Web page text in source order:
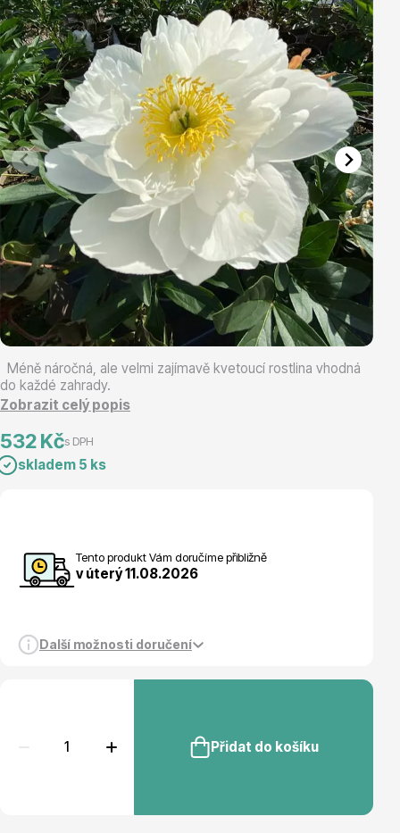
Vřesovištní rostliny
Vánoční stromky v květináčích a řezané
Magnólie
Semena, sadba
Vodní rostliny
Méně náročná, ale velmi zajímavě kvetoucí rostlina vhodná
do každé zahrady.
Zobrazit celý popis
532 Kčs DPH
skladem 5 ks
Tento produkt Vám doručíme přibližně
v úterý 11.08.2026
Další možnosti doručení
Přidat do košíku